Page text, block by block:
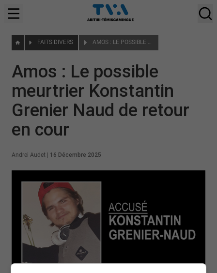
FAITS DIVERS AMOS : LE POSSIBLE MEURTRIER KONSTANTIN GRENIER NAUD DE RETOUR EN COUR
Amos : Le possible
meurtrier Konstantin
Grenier Naud de retour
en cour
Andrei Audet 16 Décembre 2025